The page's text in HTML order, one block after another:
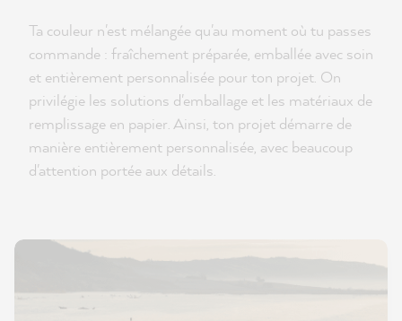
Ta couleur n'est mélangée qu'au moment où tu passes
commande : fraîchement préparée, emballée avec soin
et entièrement personnalisée pour ton projet. On
privilégie les solutions d'emballage et les matériaux de
remplissage en papier. Ainsi, ton projet démarre de
manière entièrement personnalisée, avec beaucoup
d'attention portée aux détails.